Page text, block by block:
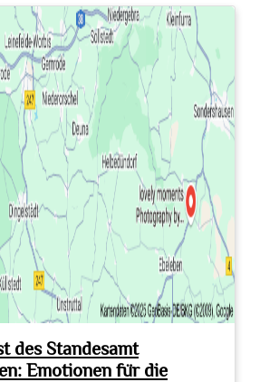
des Standesamt
Emotionen für die